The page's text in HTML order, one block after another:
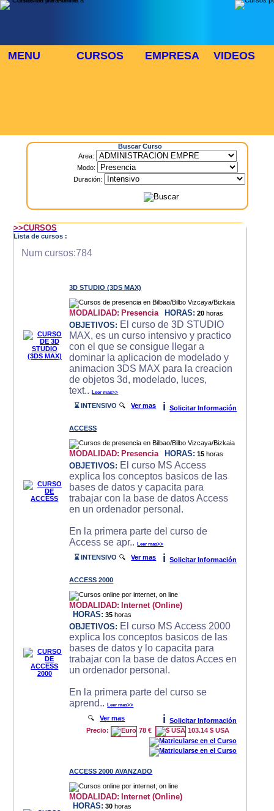
MENU CURSOS EMPRESA VIDEOS
Buscar Curso
Area:
Modo:
Duración:
>>CURSOS
Lista de cursos :
Num cursos:784
3D STUDIO (3DS MAX)
MODALIDAD: Presencia HORAS: 20 horas
OBJETIVOS: El curso de 3D STUDIO
MAX, es un curso intensivo y practico
con el que se consigue llegar a
dominar la aplicacion de modelado y
animacion 3DS MAX para la creacion
de objetos 3d, modelado, luces,
text..Leer mas>>
⌛ INTENSIVO 🔍Ver mas i Solicitar Información
ACCESS
MODALIDAD: Presencia HORAS: 15 horas
OBJETIVOS: El curso MS Access
explica los conceptos basicos de las
bases de datos y capacita para
trabajar con la base de datos Access
en un ordenador personal.
En la primera parte del curso de
Access se apr..Leer mas>>
⌛ INTENSIVO 🔍Ver mas i Solicitar Información
ACCESS 2000
MODALIDAD: Internet (Online)
HORAS: 35 horas
OBJETIVOS: El curso MS Access 2000
explica los conceptos basicos de las
bases de datos y lo capacita para
trabajar con la base de datos Acces en
un ordenador personal.
En la primera parte del curso se
aprend..Leer mas>>
🔍Ver mas i
Solicitar Información
Precio:
78 € 103.14 $ USA
ACCESS 2000 AVANZADO
MODALIDAD: Internet (Online)
HORAS: 30 horas